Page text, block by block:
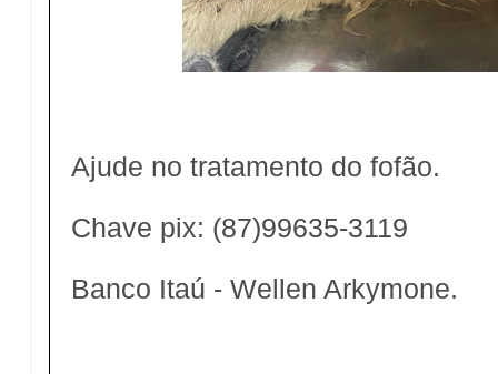
Ajude no tratamento do fofão.
Chave pix: (87)99635-3119
Banco Itaú - Wellen Arkymone.